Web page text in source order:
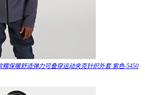
糯保暖舒适弹力可叠穿运动夹克针织外套 紫色-5450